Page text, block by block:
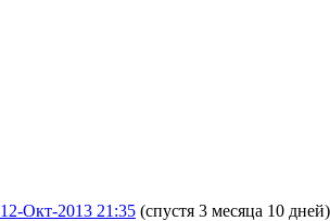
12-Окт-2013 21:35 (спустя 3 месяца 10 дней)